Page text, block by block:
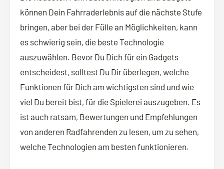
können Dein Fahrraderlebnis auf die nächste Stufe
bringen, aber bei der Fülle an Möglichkeiten, kann
es schwierig sein, die beste Technologie
auszuwählen. Bevor Du Dich für ein Gadgets
entscheidest, solltest Du Dir überlegen, welche
Funktionen für Dich am wichtigsten sind und wie
viel Du bereit bist, für die Spielerei auszugeben. Es
ist auch ratsam, Bewertungen und Empfehlungen
von anderen Radfahrenden zu lesen, um zu sehen,
welche Technologien am besten funktionieren.